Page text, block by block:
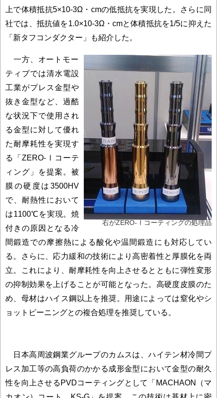
上で体積抵抗5×10-3Ω・cmの低抵抗を実現した。さらに同
社では、抵抗値を1.0×10-3Ω・cmと体積抵抗を1/5に抑えた
「新タフコンダクター」も紹介した。
右がZERO-Ⅰコーティングの処理品
一方、オートモー
ティブでは清水電設
工業がプレス金型や
抜き金型など、過酷
な状況下で使用され
る金型に対して優れ
た耐摩耗性を実現す
る「ZERO-Ⅰコーテ
ィング」を提案。被
膜の硬度は3500HV
で、耐熱性において
は1100℃を実現。焼
付きの原因となる冷
間鍛造での摩擦熱による酸化や温間鍛造にも対応してい
る。さらに、応力緩和の技術により高密着性と厚膜化を両
立。これにより、耐摩耗性を向上させるとともに弾性変形
の抑制効果を上げることが可能となった。高硬度皮膜のた
め、母材はハイス鋼以上を推奨。用途によっては窒化やシ
ョットピーニングとの複合処理を推奨している。
日本高周波鋼業グループのカムスは、ハイテン材冷間プ
レス加工等の高負荷のかかる成形金型において金型の耐久
性を向上させるPVDコーティングとして「MACHAON（マ